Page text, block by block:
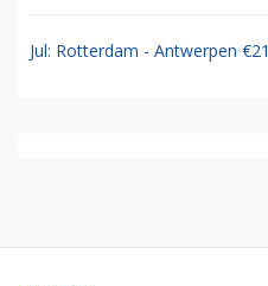
Jul: Rotterdam - Antwerpen €21